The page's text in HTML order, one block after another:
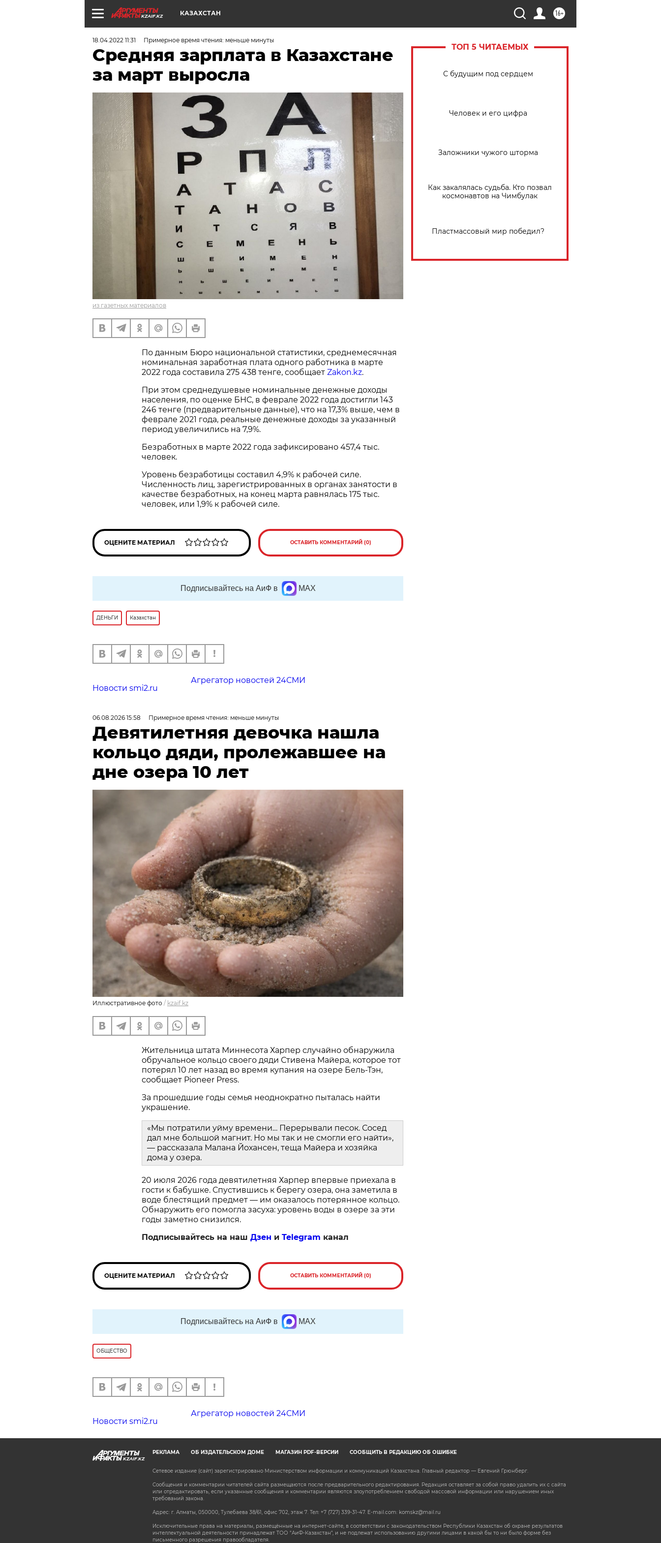
KZAIF.KZ 16+
КАЗАХСТАН
18.04.2022 11:31 Примерное время чтения: меньше минуты
Средняя зарплата в Казахстане
за март выросла
из газетных материалов
По данным Бюро национальной статистики, среднемесячная
номинальная заработная плата одного работника в марте
2022 года составила 275 438 тенге, сообщает Zakon.kz.
При этом среднедушевые номинальные денежные доходы
населения, по оценке БНС, в феврале 2022 года достигли 143
246 тенге (предварительные данные), что на 17,3% выше, чем в
феврале 2021 года, реальные денежные доходы за указанный
период увеличились на 7,9%.
Безработных в марте 2022 года зафиксировано 457,4 тыс.
человек.
Уровень безработицы составил 4,9% к рабочей силе.
Численность лиц, зарегистрированных в органах занятости в
качестве безработных, на конец марта равнялась 175 тыс.
человек, или 1,9% к рабочей силе.
ОЦЕНИТЕ МАТЕРИАЛ ОСТАВИТЬ КОММЕНТАРИЙ (0)
Подписывайтесь на АиФ в MAX
ДЕНЬГИ Казахстан
Агрегатор новостей 24СМИ
Новости smi2.ru
ТОП 5 ЧИТАЕМЫХ
С будущим под сердцем
Человек и его цифра
Заложники чужого шторма
Как закалялась судьба. Кто позвал
космонавтов на Чимбулак
Пластмассовый мир победил?
06.08.2026 15:58 Примерное время чтения: меньше минуты
Девятилетняя девочка нашла
кольцо дяди, пролежавшее на
дне озера 10 лет
Иллюстративное фото / kzaif.kz
Жительница штата Миннесота Харпер случайно обнаружила
обручальное кольцо своего дяди Стивена Майера, которое тот
потерял 10 лет назад во время купания на озере Бель-Тэн,
сообщает Pioneer Press.
За прошедшие годы семья неоднократно пыталась найти
украшение.
«Мы потратили уйму времени… Перерывали песок. Сосед
дал мне большой магнит. Но мы так и не смогли его найти»,
— рассказала Малана Йохансен, теща Майера и хозяйка
дома у озера.
20 июля 2026 года девятилетняя Харпер впервые приехала в
гости к бабушке. Спустившись к берегу озера, она заметила в
воде блестящий предмет — им оказалось потерянное кольцо.
Обнаружить его помогла засуха: уровень воды в озере за эти
годы заметно снизился.
Подписывайтесь на наш Дзен и Telegram канал
ОЦЕНИТЕ МАТЕРИАЛ ОСТАВИТЬ КОММЕНТАРИЙ (0)
Подписывайтесь на АиФ в MAX
ОБЩЕСТВО
Агрегатор новостей 24СМИ
Новости smi2.ru
KZAIF.KZ
РЕКЛАМА ОБ ИЗДАТЕЛЬСКОМ ДОМЕ МАГАЗИН PDF-ВЕРСИЙ СООБЩИТЬ В РЕДАКЦИЮ ОБ ОШИБКЕ
Сетевое издание (сайт) зарегистрировано Министерством информации и коммуникаций Казахстана. Главный редактор — Евгений Грюнберг.
Сообщения и комментарии читателей сайта размещаются после предварительного редактирования. Редакция оставляет за собой право удалить их с сайта
или отредактировать, если указанные сообщения и комментарии являются злоупотреблением свободой массовой информации или нарушением иных
требований закона.
Адрес: г. Алматы, 050000, Тулебаева 38/61, офис 702, этаж 7. Тел: +7 (727) 339-31-47. E-mail.com: komskz@mail.ru
Исключительные права на материалы, размещённые на интернет-сайте, в соответствии с законодательством Республики Казахстан об охране результатов
интеллектуальной деятельности принадлежат ТОО "АиФ-Казахстан", и не подлежат использованию другими лицами в какой бы то ни было форме без
письменного разрешения правообладателя.